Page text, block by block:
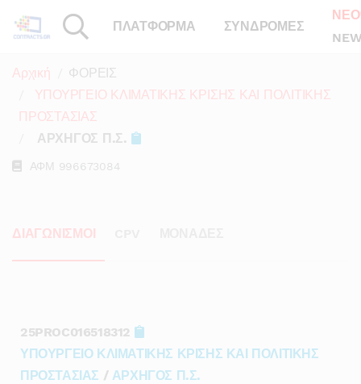
ΠΛΑΤΦΟΡΜΑ ΣΥΝΔΡΟΜΕΣ
Αρχική
ΦΟΡΕΙΣ
ΥΠΟΥΡΓΕΙΟ ΚΛΙΜΑΤΙΚΗΣ ΚΡΙΣΗΣ ΚΑΙ ΠΟΛΙΤΙΚΗΣ
ΠΡΟΣΤΑΣΙΑΣ
ΑΡΧΗΓΟΣ Π.Σ.
ΑΦΜ 996673084
ΔΙΑΓΩΝΙΣΜΟΙ
25PROC016518312
ΥΠΟΥΡΓΕΙΟ ΚΛΙΜΑΤΙΚΗΣ ΚΡΙΣΗΣ ΚΑΙ ΠΟΛΙΤΙΚΗΣ
ΠΡΟΣΤΑΣΙΑΣ / ΑΡΧΗΓΟΣ Π.Σ.